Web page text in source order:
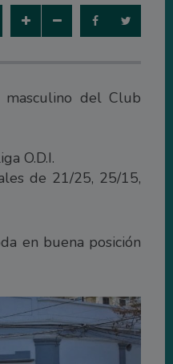
del Club
O.D.I.
de 21/25, 25/15,
en buena posición